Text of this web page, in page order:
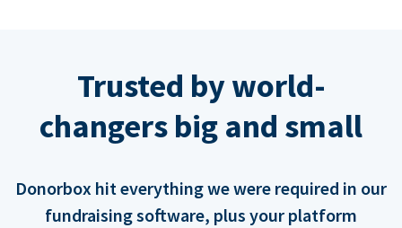
Trusted by world-
changers big and small
Donorbox hit everything we were required in our
fundraising software, plus your platform